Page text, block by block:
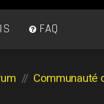
FAQ
Communauté